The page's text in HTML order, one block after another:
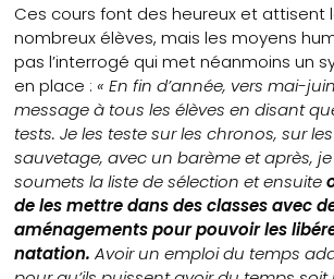
Ces cours font des heureux et attisent
nombreux élèves, mais les moyens
pas l’interrogé qui met néanmoins un
en place :« En fin d’année, vers mai-
message à tous les élèves en disant
tests. Je les teste sur les chronos, sur
sauvetage, avec un barème et après,
soumets la liste de sélection et ensuite
de les mettre dans des classes avec
aménagements pour pouvoir les
natation. Avoir un emploi du temps